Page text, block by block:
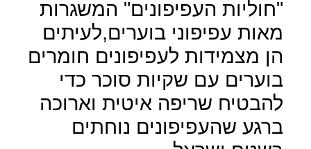
"חוליות העפיפונים" המשגרות
מאות עפיפוני בוערים,לעיתים
הן מצמידות לעפיפונים חומרים
בוערים עם שקיות סוכר כדי
להבטיח שריפה איטית וארוכה
ברגע שהעפיפונים נוחתים